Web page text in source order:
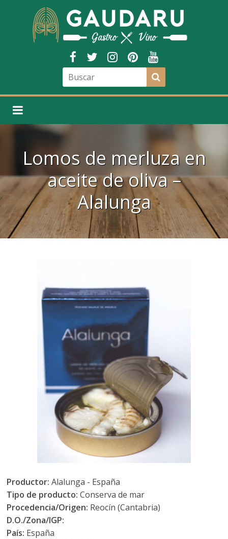
Lomos de merluza en
aceite de oliva –
Alalunga
Productor: Alalunga - España
Tipo de producto:Conserva de mar
Procedencia/Origen: Reocín (Cantabria)
D.O./Zona/IGP:
País: España